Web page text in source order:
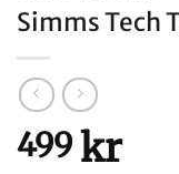
Simms Tech
499kr